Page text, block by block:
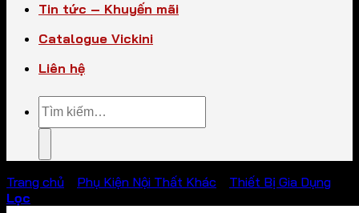
Tin tức – Khuyến mãi
Catalogue Vickini
Liên hệ
Tìm
kiếm:
Trang chủ Phụ Kiện Nội Thất Khác
Thiết Bị Gia Dụng
Lọc